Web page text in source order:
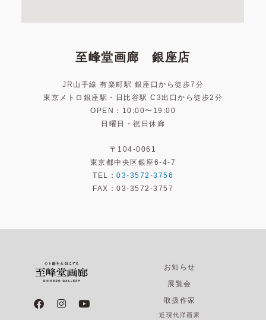
至峰堂画廊 銀座店
JR山手線 有楽町駅 銀座口から徒歩7分
東京メトロ銀座駅・日比谷駅 C3出口から徒歩2分
OPEN：10:00〜19:00
日曜日・祝日休廊
〒104-0061
東京都中央区銀座6-4-7
TEL： 03-3572-3756
FAX：03-3572-3757
F
a
I
n
Y
o
お知らせ
展覧会
取扱作家
近現代洋画家